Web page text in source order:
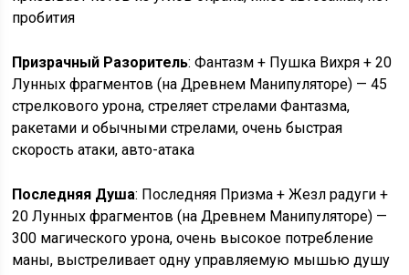
пробития
Призрачный Разоритель: Фантазм + Пушка Вихря + 20
Лунных фрагментов (на Древнем Манипуляторе) — 45
стрелкового урона, стреляет стрелами Фантазма,
ракетами и обычными стрелами, очень быстрая
скорость атаки, авто-атака
Последняя Душа: Последняя Призма + Жезл радуги +
20 Лунных фрагментов (на Древнем Манипуляторе) —
300 магического урона, очень высокое потребление
маны, выстреливает одну управляемую мышью душу